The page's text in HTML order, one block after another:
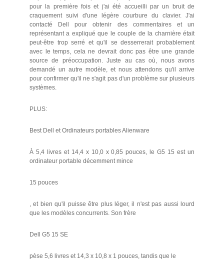
pour la première fois et j'ai été accueilli par un bruit de
craquement suivi d'une légère courbure du clavier. J'ai
contacté Dell pour obtenir des commentaires et un
représentant a expliqué que le couple de la charnière était
peut-être trop serré et qu'il se desserrerait probablement
avec le temps, cela ne devrait donc pas être une grande
source de préoccupation. Juste au cas où, nous avons
demandé un autre modèle, et nous attendons qu'il arrive
pour confirmer qu'il ne s'agit pas d'un problème sur plusieurs
systèmes.
PLUS:
Best Dell et Ordinateurs portables Alienware
À 5,4 livres et 14,4 x 10,0 x 0,85 pouces, le G5 15 est un
ordinateur portable décemment mince
15 pouces
, et bien qu'il puisse être plus léger, il n'est pas aussi lourd
que les modèles concurrents. Son frère
Dell G5 15 SE
pèse 5,6 livres et 14,3 x 10,8 x 1 pouces, tandis que le